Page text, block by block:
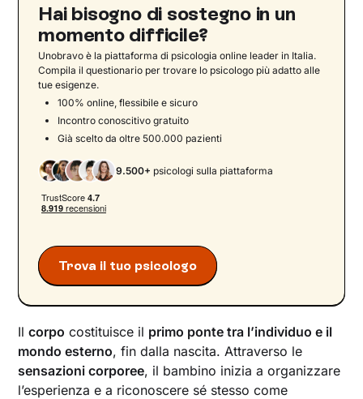
Le emozioni
Tipi di emozioni
Le funzioni delle emozioni
Le emozioni e i sintomi fisici
La psicosomatica
L'influenza dello stress nell'insorgenza dei
sintomi somatici
Affrontare lo stress in modo efficace
Il corpo e le emozioni in terapia
La mappa corporea delle emozioni: dove
sentiamo ciò che proviamo
comprensione del legame corpo-emozioni
Prendersi cura di sé: ascoltare il proprio corpo,
accogliere le proprie emozioni
Hai bisogno di sostegno in un
momento difficile?
Unobravo è la piattaforma di psicologia online leader in Italia.
Compila il questionario per trovare lo psicologo più adatto alle
tue esigenze.
Trova il tuo psicologo
100% online, flessibile e sicuro
Incontro conoscitivo gratuito
Già scelto da oltre 500.000 pazienti
9.500+ psicologi sulla piattaforma
Ilcorpo costituisce il primo ponte tra l’individuo e il
mondo esterno, fin dalla nascita. Attraverso le
sensazioni corporee, il bambino inizia a organizzare
l’esperienza e a riconoscere sé stesso come